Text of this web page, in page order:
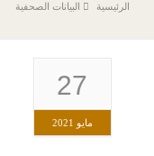
البيانات الصحفية
27
مايو 2021